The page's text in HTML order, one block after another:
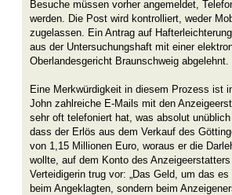
Besuche müssen vorher angemeldet,
werden. Die Post wird kontrolliert, weder
zugelassen. Ein Antrag auf
aus der Untersuchungshaft mit einer
Oberlandesgericht Braunschweig abgelehnt.
Eine Merkwürdigkeit in diesem Prozess ist
John zahlreiche E-Mails mit den
sehr oft telefoniert hat, was absolut
dass der Erlös aus dem Verkauf des
von 1,15 Millionen Euro, woraus er die
wollte, auf dem Konto des
Verteidigerin trug vor: „Das Geld, um das
beim Angeklagten, sondern beim